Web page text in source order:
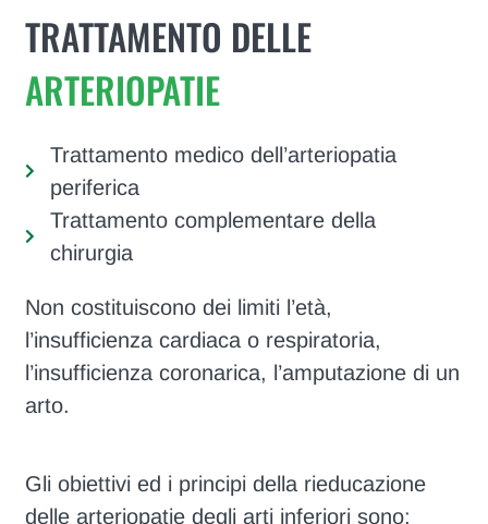
TRATTAMENTO DELLE
ARTERIOPATIE
Trattamento medico dell’arteriopatia
periferica
Trattamento complementare della
chirurgia
Non costituiscono dei limiti l’età,
l’insufficienza cardiaca o respiratoria,
l’insufficienza coronarica, l’amputazione di un
arto.
Gli obiettivi ed i principi della rieducazione
delle arteriopatie degli arti inferiori sono: